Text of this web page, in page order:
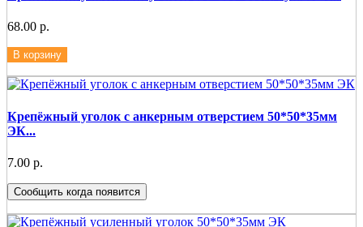
68.00 р.
В корзину
Крепёжный уголок с анкерным отверстием 50*50*35мм
ЭК...
7.00 р.
Сообщить когда появится